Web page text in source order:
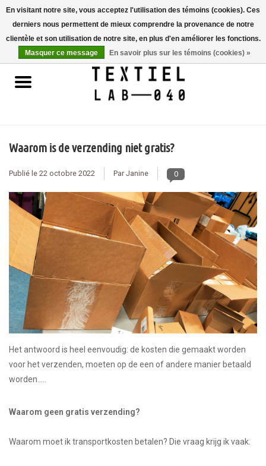
Accueil
LIVRES
TEXTILE
WORKSHOPS
SPECIALS
OUTILS
Blog
Waarom is de verzending niet gratis?
Publié le 22 octobre 2022 Par Janine 0
Het antwoord is heel eenvoudig: de kosten die gemaakt worden
voor het verzenden, moeten op de een of andere manier betaald
worden.....
Waarom geen gratis verzending?
Waarom moet ik transportkosten betalen? Die vraag krijg ik vaak.
En visitant notre site, vous acceptez l'utilisation des témoins (cookies). Ces
derniers nous permettent de mieux comprendre la provenance de notre
clientèle et son utilisation de notre site, en plus d'en améliorer les fonctions.
Masquer ce message
En savoir plus sur les témoins (cookies) »